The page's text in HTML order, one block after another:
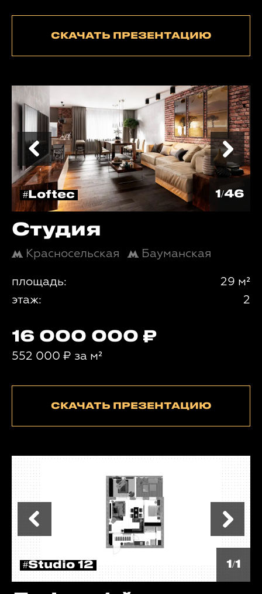
СКАЧАТЬ ПРЕЗЕНТАЦИЮ
#Loftec 1/46
Студия
Красносельская Бауманская
площадь:
29 м²
этаж:
2
16 000 000
552 000 ₽ за м²
СКАЧАТЬ ПРЕЗЕНТАЦИЮ
#Studio 12 1/1